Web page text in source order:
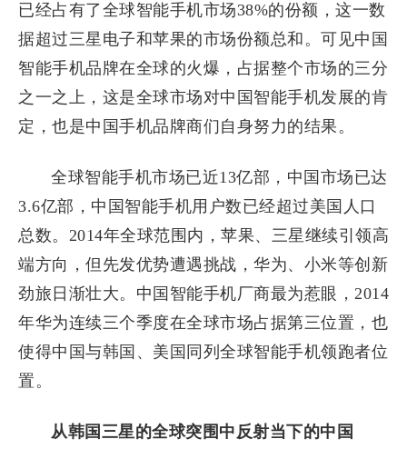
已经占有了全球智能手机市场38%的份额，这一数
据超过三星电子和苹果的市场份额总和。可见中国
智能手机品牌在全球的火爆，占据整个市场的三分
之一之上，这是全球市场对中国智能手机发展的肯
定，也是中国手机品牌商们自身努力的结果。
全球智能手机市场已近13亿部，中国市场已达
3.6亿部，中国智能手机用户数已经超过美国人口
总数。2014年全球范围内，苹果、三星继续引领高
端方向，但先发优势遭遇挑战，华为、小米等创新
劲旅日渐壮大。中国智能手机厂商最为惹眼，2014
年华为连续三个季度在全球市场占据第三位置，也
使得中国与韩国、美国同列全球智能手机领跑者位
置。
从韩国三星的全球突围中反射当下的中国